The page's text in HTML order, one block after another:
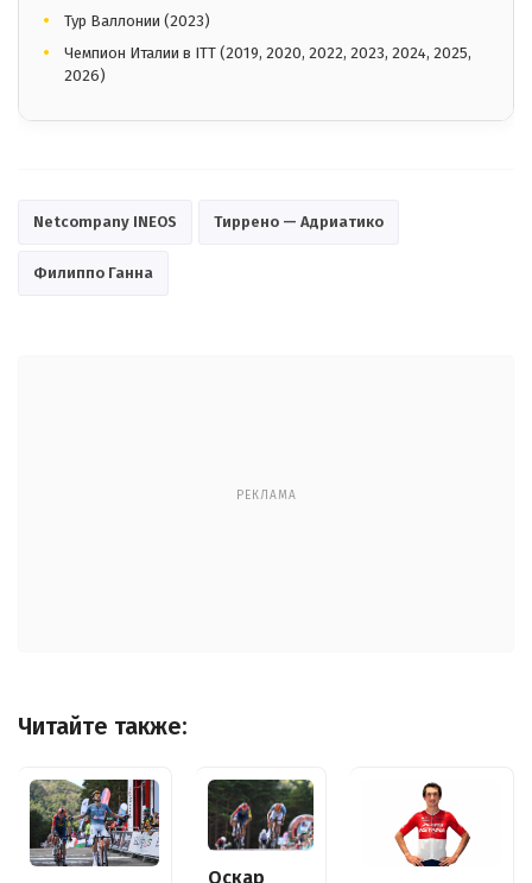
Тур Валлонии (2023)
Чемпион Италии в ITT (2019, 2020, 2022, 2023, 2024, 2025,
2026)
Netcompany INEOS Тиррено — Адриатико
Филиппо Ганна
РЕКЛАМА
Читайте также:
Оскар